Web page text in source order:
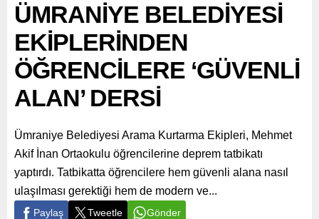
ÜMRANİYE BELEDİYESİ
EKİPLERİNDEN
ÖĞRENCİLERE ‘GÜVENLİ
ALAN’ DERSİ
Ümraniye Belediyesi Arama Kurtarma Ekipleri, Mehmet
Akif İnan Ortaokulu öğrencilerine deprem tatbikatı
yaptırdı. Tatbikatta öğrencilere hem güvenli alana nasıl
ulaşılması gerektiği hem de modern ve...
Paylaş Tweetle Gönder